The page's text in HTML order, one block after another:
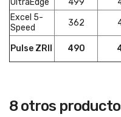
UltraEdge
499
Excel 5-
Speed
362
Pulse ZRII 490
8 otros